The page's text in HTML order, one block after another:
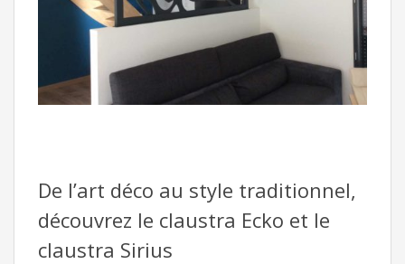
De l’art déco au style traditionnel,
découvrez le claustra Ecko et le
claustra Sirius